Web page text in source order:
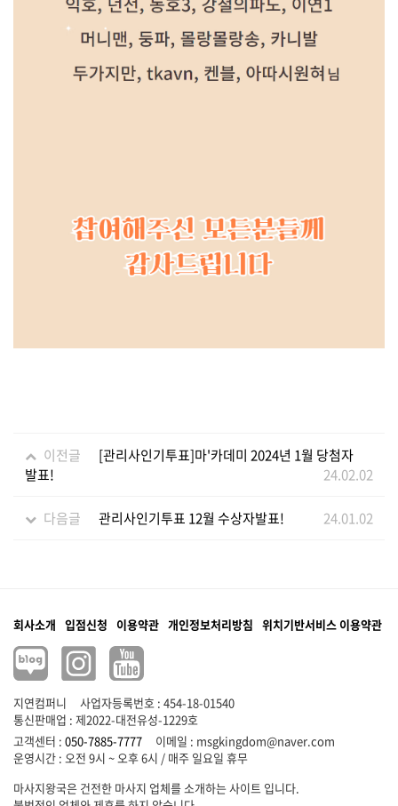
이전글
[관리사인기투표]마'카데미 2024년 1월 당첨자
발표!
24.02.02
다음글 관리사인기투표 12월 수상자발표! 24.01.02
회사소개 입점신청 이용약관 개인정보처리방침 위치기반서비스 이용약관
지연컴퍼니
사업자등록번호 : 454-18-01540
통신판매업 : 제2022-대전유성-1229호
고객센터 : 050-7885-7777 이메일 : msgkingdom@naver.com
마사지왕국은 건전한 마사지 업체를 소개하는 사이트 입니다.